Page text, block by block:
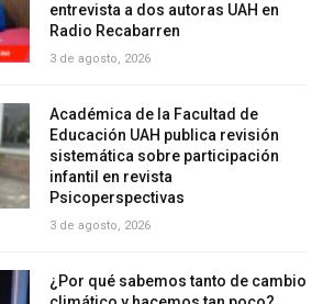
entrevista a dos autoras UAH en
Radio Recabarren
3 de agosto, 2026
Académica de la Facultad de
Educación UAH publica revisión
sistemática sobre participación
infantil en revista
Psicoperspectivas
3 de agosto, 2026
¿Por qué sabemos tanto de cambio